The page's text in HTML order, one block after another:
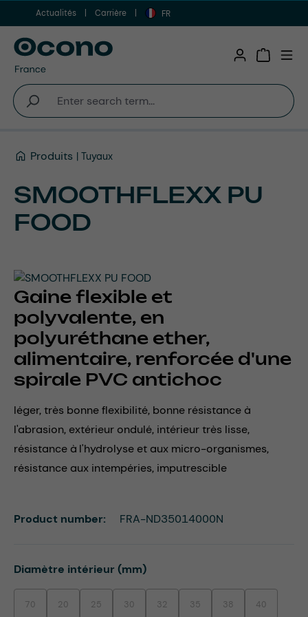
Aller au contenu principal
Actualités Carrière FR
Produits Tuyaux
SMOOTHFLEXX PU
FOOD
Gaine flexible et
polyvalente, en
polyuréthane ether,
alimentaire, renforcée d'une
spirale PVC antichoc
léger, très bonne flexibilité, bonne résistance à
l'abrasion, extérieur ondulé, intérieur très lisse,
résistance à l'hydrolyse et aux micro-organismes,
résistance aux intempéries, imputrescible
Select
Diamètre intérieur (mm)
70(This option is currently unavailable.)
20(This option is currently unavailable.)
25(This option is currently unavailable.)
30(This option is currently unavailable.)
32(This option is currently unavailable.)
35(This option is currently
38(This option is
40(This option
Product number: FRA-ND35014000N